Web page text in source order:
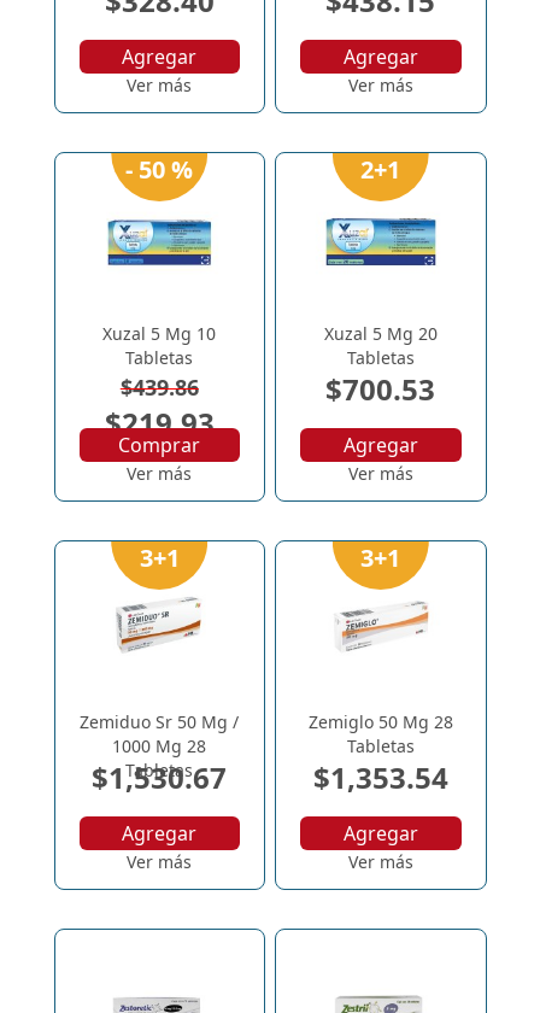
Agregar
Ver más
Agregar
Ver más
- 50 %
Xuzal 5 Mg 10
Tabletas
$439.86
$219.93
Comprar
Ver más
2+1
Xuzal 5 Mg 20
Tabletas
$700.53
Agregar
Ver más
3+1
Zemiduo Sr 50 Mg /
1000 Mg 28
Tabletas
$1,530.67
Agregar
Ver más
3+1
Zemiglo 50 Mg 28
Tabletas
$1,353.54
Agregar
Ver más